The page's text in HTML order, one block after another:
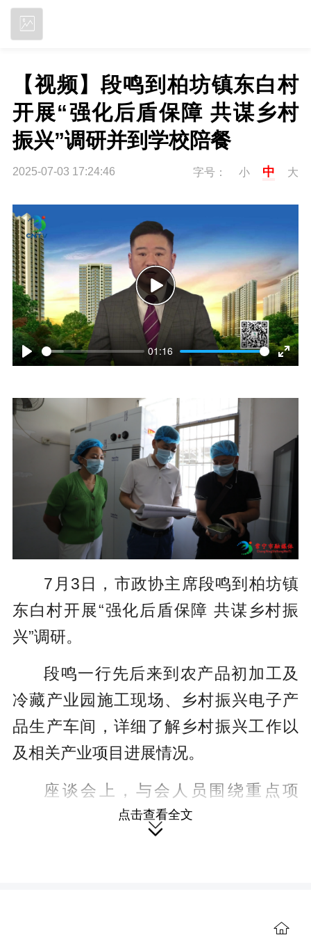
【视频】段鸣到柏坊镇东白村
开展“强化后盾保障 共谋乡村
振兴”调研并到学校陪餐
2025-07-03 17:24:46 字号： 小 中 大
P
l
01:16
E
n
e
r
f
u
l
l
s
r
e
e
n
P
l
a
7月3日，市政协主席段鸣到柏坊镇
东白村开展“强化后盾保障 共谋乡村振
兴”调研。
段鸣一行先后来到农产品初加工及
冷藏产业园施工现场、乡村振兴电子产
品生产车间，详细了解乡村振兴工作以
及相关产业项目进展情况。
座谈会上，与会人员围绕重点项
目、基层治理、乡村振兴等方面畅所欲
言。段鸣指出，驻村书记作为乡村发展
聚起强大的发展合力，以实际行动为乡
点击查看全文
